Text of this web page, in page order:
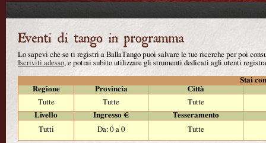
Lo sapevi che se ti registri a BallaTango puoi salvare le tue ricerche per poi
Iscriviti adesso, e potrai subito utilizzare gli strumenti dedicati agli utenti
Stai
Regione
Provincia
Città
Tutte
Tutte
Tutte
Livello
Ingresso €
Tesseramento
Tutti
Da: 0 a 0 Tutte